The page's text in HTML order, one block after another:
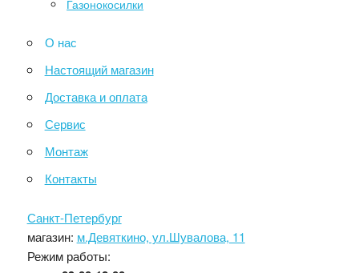
Газонокосилки
О нас
Настоящий магазин
Доставка и оплата
Сервис
Монтаж
Контакты
Санкт-Петербург
магазин: м.Девяткино, ул.Шувалова, 11
Режим работы: